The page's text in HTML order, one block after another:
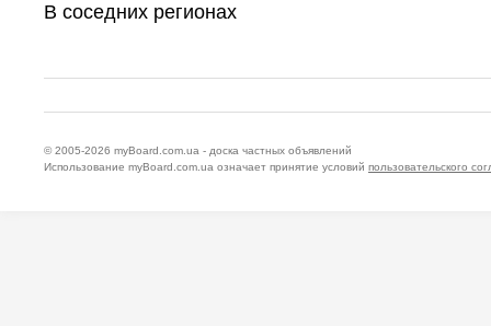
В соседних регионах
© 2005-2026 myBoard.com.ua - доска частных объявлений
Использование myBoard.com.ua означает принятие условий пользовательского